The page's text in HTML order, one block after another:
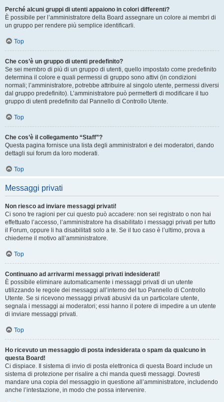
Perché alcuni gruppi di utenti appaiono in colori differenti?
È possibile per l’amministratore della Board assegnare un colore ai membri di
un gruppo per rendere più semplice identificarli.
Top
Che cos’è un gruppo di utenti predefinito?
Se sei membro di più di un gruppo di utenti, quello impostato come predefinito
determina il colore e quali permessi di gruppo sono attivi (in condizioni
normali; l’amministratore, potrebbe attribuire al singolo utente, permessi diversi
dal gruppo predefinito). L’amministratore può permetterti di modificare il tuo
gruppo di utenti predefinito dal Pannello di Controllo Utente.
Top
Che cos’è il collegamento “Staff”?
Questa pagina fornisce una lista degli amministratori e dei moderatori, dando
dettagli sui forum da loro moderati.
Top
Messaggi privati
Non riesco ad inviare messaggi privati!
Ci sono tre ragioni per cui questo può accadere: non sei registrato o non hai
effettuato l’accesso, l’amministratore ha disabilitato i messaggi privati per tutto
il Forum, oppure li ha disabilitati solo a te. Se il tuo caso è l’ultimo, prova a
chiederne il motivo all’amministratore.
Top
Continuano ad arrivarmi messaggi privati indesiderati!
È possibile eliminare automaticamente i messaggi privati ​​di un utente
utilizzando le regole dei messaggi all’interno del tuo Pannello di Controllo
Utente. Se si ricevono messaggi privati ​​abusivi da un particolare utente,
segnala i messaggi ai moderatori; essi hanno il potere di impedire a un utente
di inviare messaggi privati​​.
Top
Ho ricevuto un messaggio di posta indesiderata o spam da qualcuno in
questa Board!
Ci dispiace. Il sistema di invio di posta elettronica di questa Board include un
sistema di protezione per risalire a chi manda questi messaggi. Dovresti
mandare una copia del messaggio in questione all’amministratore, includendo
anche l’intestazione, in modo che possa intervenire.